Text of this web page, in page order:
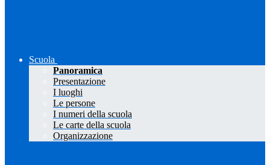
Scuola
Panoramica
Presentazione
I luoghi
Le persone
I numeri della scuola
Le carte della scuola
Organizzazione